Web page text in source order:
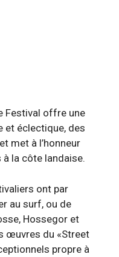
Festival offre une
et éclectique, des
met à l’honneur
la côte landaise.
ont par
au surf, ou de
Hossegor et
œuvres du «Street
propre à